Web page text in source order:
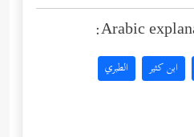
Arabic
ابن كثير الطبري